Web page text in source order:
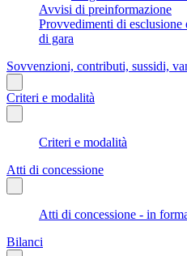
Avvisi di preinformazione
Provvedimenti di esclusione
di gara
Sovvenzioni, contributi, sussidi,
Criteri e modalità
Criteri e modalità
Atti di concessione
Atti di concessione - in
Bilanci